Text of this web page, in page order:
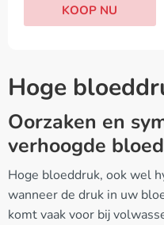
KOOP NU
Hoge
Oorzaken en
verhoogde
Hoge bloeddruk, ook wel
wanneer de druk in uw
komt vaak voor bij